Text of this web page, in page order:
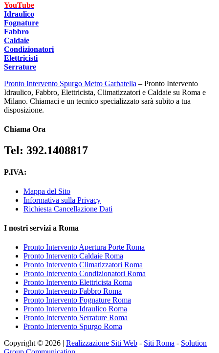
YouTube
Idraulico
Fognature
Fabbro
Caldaie
Condizionatori
Elettricisti
Serrature
Pronto Intervento Spurgo Metro Garbatella – Pronto Intervento
Idraulico, Fabbro, Elettricista, Climatizzatori e Caldaie su Roma e
Milano. Chiamaci e un tecnico specializzato sarà subito a tua
disposizione.
Chiama Ora
Tel: 392.1408817
P.IVA:
Mappa del Sito
Informativa sulla Privacy
Richiesta Cancellazione Dati
I nostri servizi a Roma
Pronto Intervento Apertura Porte Roma
Pronto Intervento Caldaie Roma
Pronto Intervento Climatizzatori Roma
Pronto Intervento Condizionatori Roma
Pronto Intervento Elettricista Roma
Pronto Intervento Fabbro Roma
Pronto Intervento Fognature Roma
Pronto Intervento Idraulico Roma
Pronto Intervento Serrature Roma
Pronto Intervento Spurgo Roma
Copyright © 2026 | Realizzazione Siti Web - Siti Roma - Solution